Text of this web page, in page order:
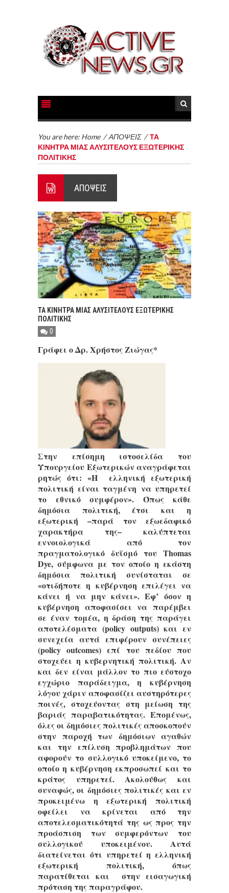
You are here: Home /ΑΠΟΨΕΙΣ /ΤΑ
ΚΙΝΗΤΡΑ ΜΙΑΣ ΑΛΥΣΙΤΕΛΟΥΣ ΕΞΩΤΕΡΙΚΗΣ
ΠΟΛΙΤΙΚΗΣ
ΑΠΟΨΕΙΣ
ΤΑ ΚΙΝΗΤΡΑ ΜΙΑΣ ΑΛΥΣΙΤΕΛΟΥΣ ΕΞΩΤΕΡΙΚΗΣ
ΠΟΛΙΤΙΚΗΣ
0
Γράφει ο Δρ. Χρήστος Ζιώγας*
Στην επίσημη ιστοσελίδα του
Υπουργείου Εξωτερικών αναγράφεται
ρητώς ότι: «Η ελληνική εξωτερική
πολιτική είναι ταγμένη να υπηρετεί
το εθνικό συμφέρον». Όπως κάθε
δημόσια πολιτική, έτσι και η
εξωτερική –παρά τον εξωεδαφικό
χαρακτήρα της– καλύπτεται
εννοιολογικά από τον
πραγματολογικό δυϊσμό του Thomas
Dye, σύμφωνα με τον οποίο η εκάστη
δημόσια πολιτική συνίσταται σε
«οτιδήποτε η κυβέρνηση επιλέγει να
κάνει ή να μην κάνει». Εφ’ όσον η
κυβέρνηση αποφασίσει να παρέμβει
σε έναν τομέα, η δράση της παράγει
αποτελέσματα (policy outputs) και εν
συνεχεία αυτά επιφέρουν συνέπειες
(policy outcomes) επί του πεδίου που
στοχεύει η κυβερνητική πολιτική. Αν
και δεν είναι μάλλον το πιο εύστοχο
εγχώριο παράδειγμα, η κυβέρνηση
λόγου χάριν αποφασίζει αυστηρότερες
ποινές, στοχεύοντας στη μείωση της
βαριάς παραβατικότητας. Επομένως,
όλες οι δημόσιες πολιτικές αποσκοπούν
στην παροχή των δημόσιων αγαθών
και την επίλυση προβλημάτων που
αφορούν το συλλογικό υποκείμενο, το
οποίο η κυβέρνηση εκπροσωπεί και το
κράτος υπηρετεί. Ακολούθως και
συναφώς, οι δημόσιες πολιτικές και εν
προκειμένω η εξωτερική πολιτική
οφείλει να κρίνεται από την
αποτελεσματικότητά της ως προς την
προάσπιση των συμφερόντων του
συλλογικού υποκειμένου. Αυτά
διατείνεται ότι υπηρετεί η ελληνική
εξωτερική πολιτική, όπως
παρατίθεται και στην εισαγωγική
πρόταση της παραγράφου.